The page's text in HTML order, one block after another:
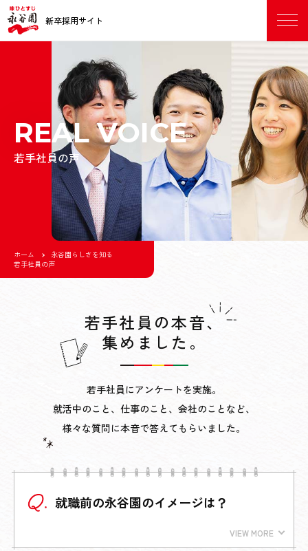
新卒採用サイト MEN
REAL VOICE
若手社員の声
ホーム
永谷園らしさを知る
若手社員の声
若手社員の本音、
集めました。
若手社員にアンケートを実施。
就活中のこと、仕事のこと、会社のことなど、
様々な質問に本音で答えてもらいました。
就職前の永谷園のイメージは？